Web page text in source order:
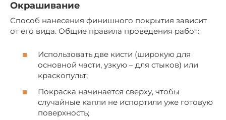
Окрашивание
Способ нанесения финишного покрытия зависит
от его вида. Общие правила проведения работ:
Использовать две кисти (широкую для
основной части, узкую – для стыков) или
краскопульт;
Покраска начинается сверху, чтобы
случайные капли не испортили уже готовую
поверхность;